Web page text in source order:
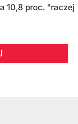
10,8 proc. "raczej